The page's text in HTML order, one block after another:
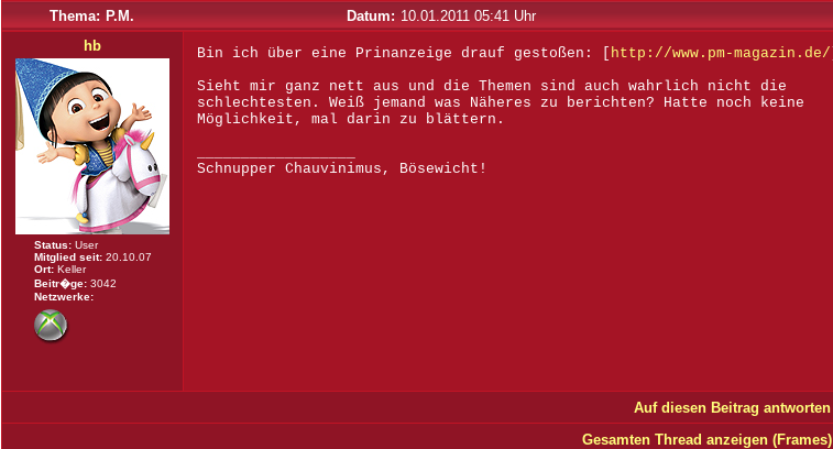
Thema: P.M. Datum: 10.01.2011 05:41 Uhr
hb
Status: User
Mitglied seit: 20.10.07
Ort: Keller
Beitr�ge: 3042
Netzwerke:
Bin ich über eine Prinanzeige drauf gestoßen: [ http://www.pm-magazin.de/
Sieht mir ganz nett aus und die Themen sind auch wahrlich nicht die
schlechtesten. Weiß jemand was Näheres zu berichten? Hatte noch keine
Möglichkeit, mal darin zu blättern.
Schnupper Chauvinimus, Bösewicht!
Auf diesen Beitrag antworten
Gesamten Thread anzeigen (Frames)